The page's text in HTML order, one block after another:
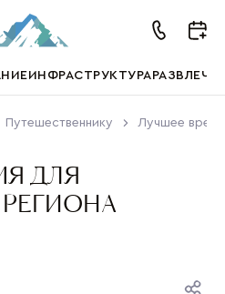
ИНФРАСТРУКТУРА
Путешественнику Лучшее
ДЛЯ